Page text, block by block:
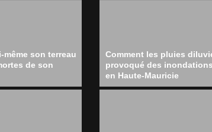
même son terreau
de son
Comment les pluies
provoqué des
en Haute-Mauricie